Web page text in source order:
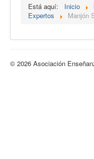
CIEB
Está aquí: Inicio
Expertos
Manjón
© 2026 Asociación